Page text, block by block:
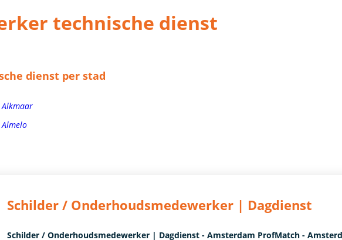
technische dienst
dienst per stad
Alkmaar
Schilder / Onderhoudsmedewerker | Dagdienst
Schilder / Onderhoudsmedewerker | Dagdienst - Amsterdam ProfMatch -